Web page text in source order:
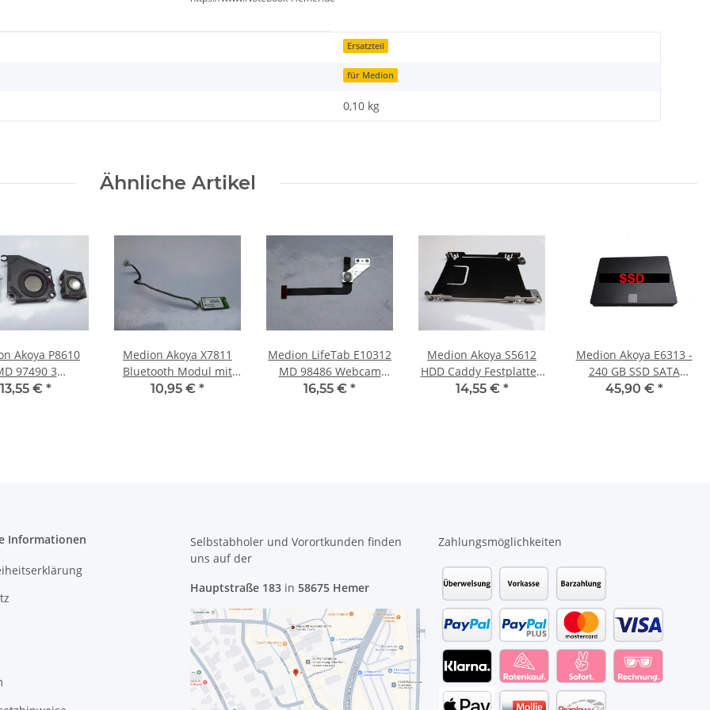
Ersatzteil
für Medion
0,10 kg
Ähnliche Artikel
Akoya P8610
97490 3
Set
13,55 € *
Medion Akoya X7811
Bluetooth Modul mit
10,95 € *
Medion LifeTab E10312
MD 98486 Webcam
Kamera Modul HY-TVE-
16,55 € *
Medion Akoya S5612
HDD Caddy Festplatten
Halterung #3569
14,55 € *
Medion Akoya E6313 -
240 GB SSD SATA
Festplatte
45,90 € *
Informationen
Selbstabholer und Vorortkunden finden
uns auf der
Hauptstraße 183 in 58675 Hemer
Zahlungsmöglichkeiten